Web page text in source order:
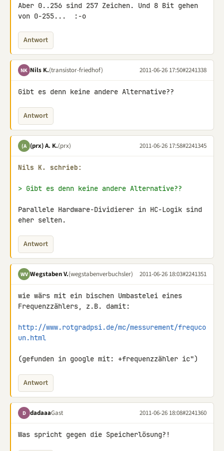
Aber 0..256 sind 257 Zeichen. Und 8 Bit gehen
von 0-255...  :-o
Antwort
NK Nils K.(transistor-friedhof) 2011-06-26 17:50#2241338
Gibt es denn keine andere Alternative??
Antwort
(A (prx) A. K.(prx) 2011-06-26 17:58#2241345
Nils K. schrieb:
> Gibt es denn keine andere Alternative??
Parallele Hardware-Dividierer in HC-Logik sind
eher selten.
Antwort
WV Wegstaben V.(wegstabenverbuchsler) 2011-06-26 18:03#2241351
wie wärs mit ein bischen Umbastelei eines
Frequenzzählers, z.B. damit:
http://www.rotgradpsi.de/mc/messurement/frequco
un.html
(gefunden in google mit: +frequenzzähler ic")
Antwort
D dadaaaGast 2011-06-26 18:08#2241360
Was spricht gegen die Speicherlösung?!